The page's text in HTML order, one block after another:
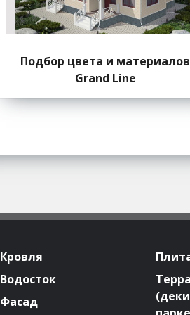
Подбор цвета и материалов
Grand Line
Кровля
Водосток
Фасад